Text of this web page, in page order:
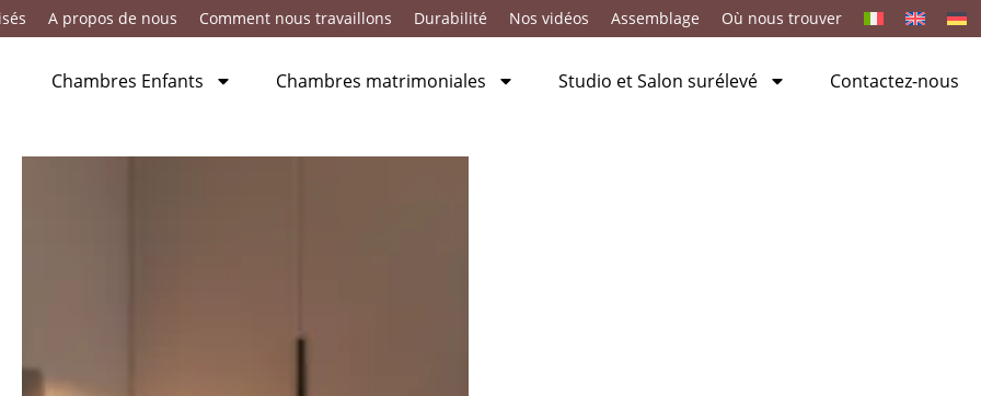
A propos de nous Comment nous travaillons Durabilité Nos vidéos Assemblage Où nous trouver
Chambres Enfants Chambres matrimoniales Studio et Salon surélevé Contactez-nous